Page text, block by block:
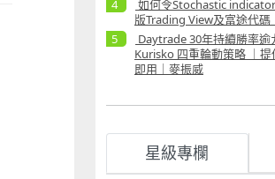
如何令Stochastic
版Trading View及富途代碼
Daytrade 30年持續勝率逾
Kurisko 四重輪動策略 ｜
即用｜麥振威
星級專欄